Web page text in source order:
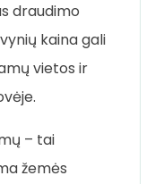
draudimo
kaina gali
vietos ir
– tai
žemės